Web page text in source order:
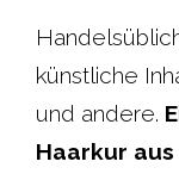
künstliche
und andere.
Haarkur